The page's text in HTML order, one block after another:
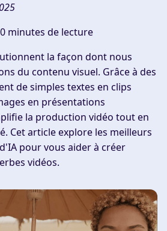
minutes de lecture
la façon dont nous
du contenu visuel. Grâce à des
de simples textes en clips
en présentations
la production vidéo tout en
Cet article explore les meilleurs
pour vous aider à créer
vidéos.